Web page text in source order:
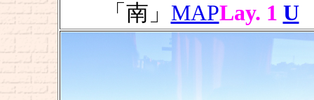
「南」 MAPLay. 1 U